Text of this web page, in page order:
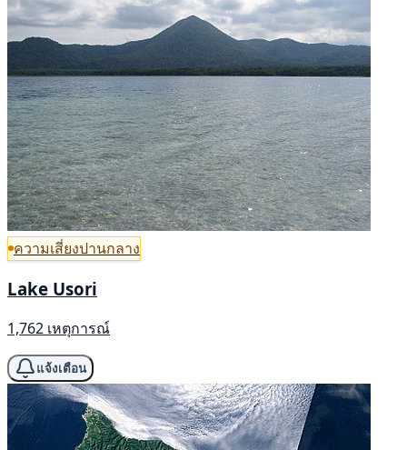
ความเสี่ยงปานกลาง
Lake Usori
1,762 เหตุการณ์
แจ้งเตือน